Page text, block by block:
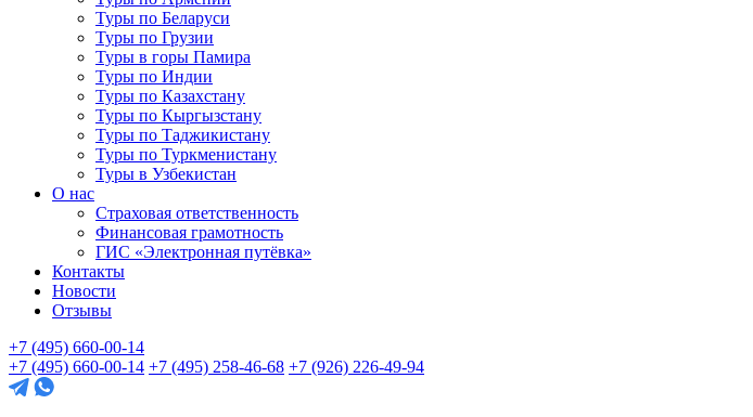
Туры по Беларуси
Туры по Грузии
Туры в горы Памира
Туры по Индии
Туры по Казахстану
Туры по Кыргызстану
Туры по Таджикистану
Туры по Туркменистану
Туры в Узбекистан
О нас
Страховая ответственность
Финансовая грамотность
ГИС «Электронная путёвка»
Контакты
Новости
Отзывы
+7 (495) 660-00-14
+7 (495) 660-00-14 +7 (495) 258-46-68 +7 (926) 226-49-94